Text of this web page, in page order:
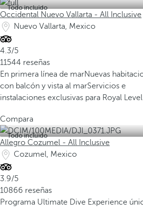
Todo incluido
Occidental Nuevo Vallarta - All Inclusive
Nuevo Vallarta, Mexico
4.3/5
11544 reseñas
En primera línea de marNuevas
con balcón y vista al marServicios e
instalaciones exclusivas para Royal Level
Compara
Todo incluido
Allegro Cozumel - All Inclusive
Cozumel, Mexico
3.9/5
10866 reseñas
Programa Ultimate Dive Experience